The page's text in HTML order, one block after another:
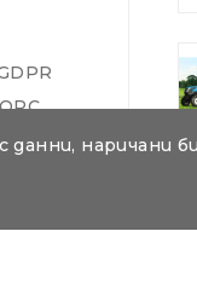
наричани